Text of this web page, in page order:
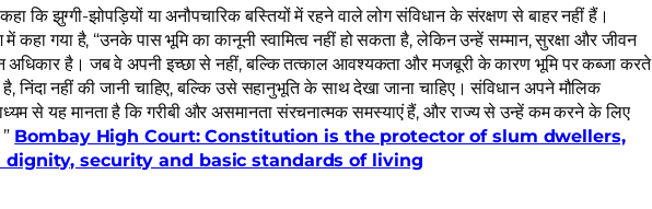
कि झुग्गी-झोपड़ियों या अनौपचारिक बस्तियों में रहने वाले लोग संविधान के संरक्षण से बाहर नहीं हैं।
गया है, “उनके पास भूमि का कानूनी स्वामित्व नहीं हो सकता है, लेकिन उन्हें सम्मान, सुरक्षा और जीवन
अधिकार है। जब वे अपनी इच्छा से नहीं, बल्कि तत्काल आवश्यकता और मजबूरी के कारण भूमि पर कब्जा करते
निंदा नहीं की जानी चाहिए, बल्कि उसे सहानुभूति के साथ देखा जाना चाहिए। संविधान अपने मौलिक
से यह मानता है कि गरीबी और असमानता संरचनात्मक समस्याएं हैं, और राज्य से उन्हें कम करने के लिए
Bombay High Court: Constitution is the protector of slum dwellers,
security and basic standards of living